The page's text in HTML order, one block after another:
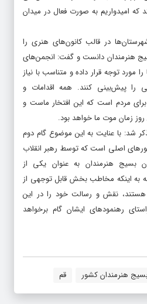
که امیدواریم به صورت فعال در میدان
در قالب کانون‌های هنری را
هنرمندان دانست و گفت: انجمن‌های
مورد توجه قرار داده و متناسب با نیاز
را پیش‌بینی کنند. همه اقدامات و
برای مردم است که این افتخار ماست و
زمان موت ما خواهد بود.
شد: با عنایت به این موضوع گام دوم
اصلی است که توسط رهبر انقلاب
بسیج هنرمندان به عنوان یکی از
به اینکه مخاطب بخش قابل توجهی از
هستند، نقش و رسالت خود را در این
رهنمودهای ایشان گام برخواهد
هنرمندان کشور قم